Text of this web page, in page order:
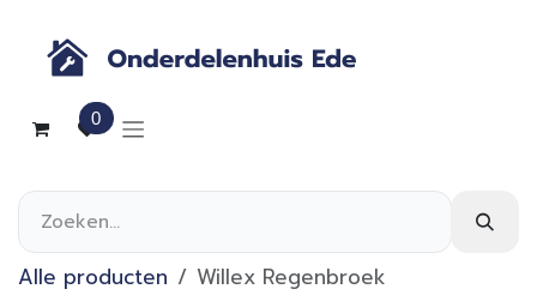
0
Alle producten Willex Regenbroek